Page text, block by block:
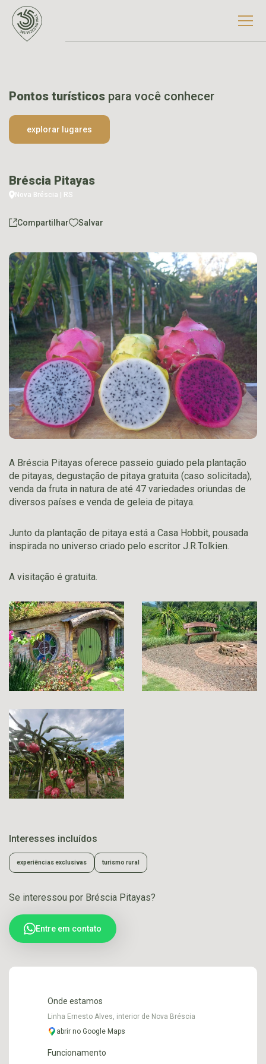
Pontos turísticos para você conhecer
explorar lugares
Bréscia Pitayas
Nova Bréscia | RS
Compartilhar Salvar
A Bréscia Pitayas oferece passeio guiado pela plantação
de pitayas, degustação de pitaya gratuita (caso solicitada),
venda da fruta in natura de até 47 variedades oriundas de
diversos países e venda de geleia de pitaya.
Junto da plantação de pitaya está a Casa Hobbit, pousada
inspirada no universo criado pelo escritor J.R.Tolkien.
A visitação é gratuita.
Interesses incluídos
experiências exclusivas turismo rural
Se interessou por Bréscia Pitayas?
Entre em contato
Onde estamos
Linha Ernesto Alves, interior de Nova Bréscia
abrir no Google Maps
Funcionamento